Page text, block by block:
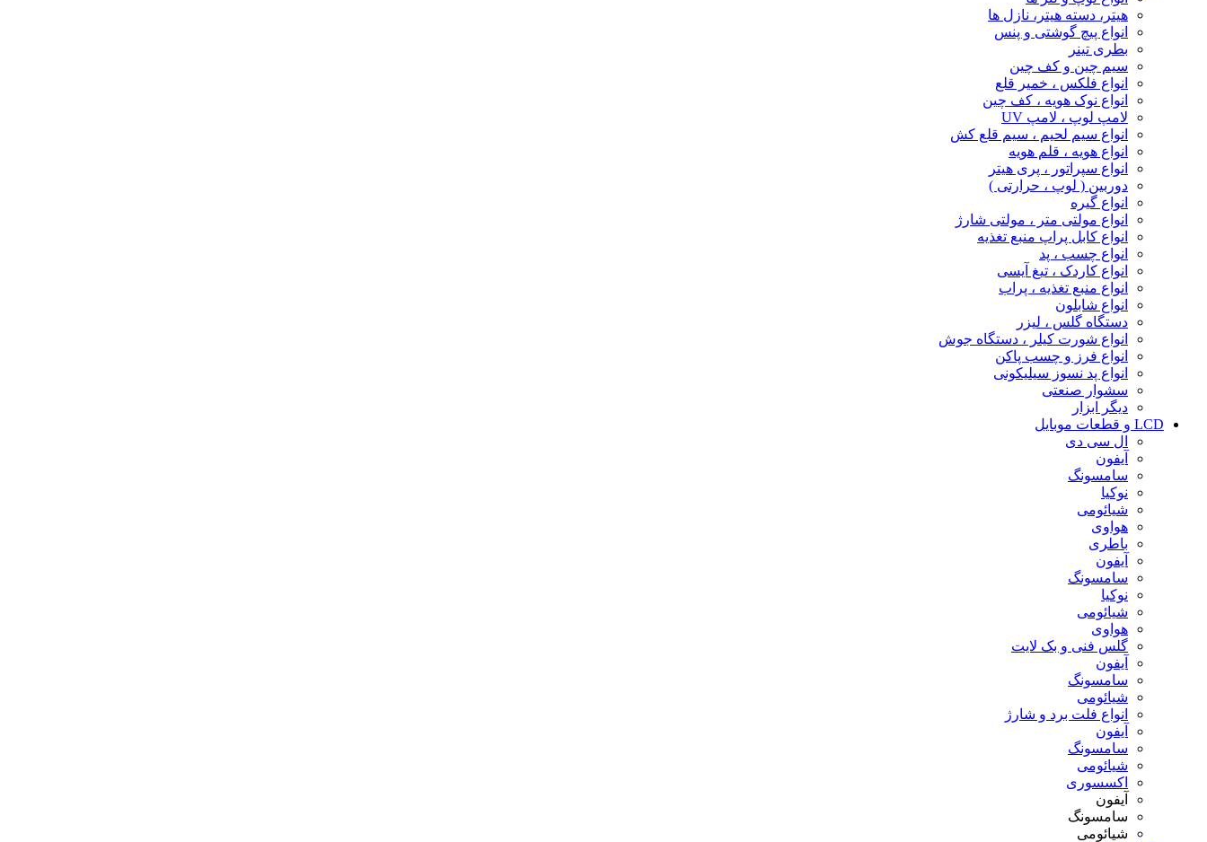
هیتر، دسته هیتر، نازل ها
انواع پیچ‌ گوشتی و پنس
بطری تینر
سیم چین و کف چین
انواع فلکس ، خمیر قلع
انواع نوک هویه ، کف چین
لامپ لوپ ، لامپ UV
انواع سیم لحیم ، سیم قلع کش
انواع هویه ، قلم هویه
انواع سپراتور ، پری هیتر
دوربین ( لوپ ، حرارتی )
انواع گیره
انواع مولتی متر ، مولتی شارژ
انواع کابل پراپ منبع تغذیه
انواع چسب ، پد
انواع کاردک ، تیغ آیسی
انواع منبع تغذیه ، پراب
انواع شابلون
دستگاه گلس ، لیزر
انواع شورت کیلر ، دستگاه جوش
انواع فرز و چسب پاکن
انواع پد نسوز سیلیکونی
سشوار صنعتی
دیگر ابزار
LCD و قطعات موبایل
ال سی دی
آیفون
سامسونگ
نوکیا
شیائومی
هواوی
باطری
آیفون
سامسونگ
نوکیا
شیائومی
هواوی
گلس فنی و بک لایت
آیفون
سامسونگ
شیائومی
انواع فلت برد و شارژ
آیفون
سامسونگ
شیائومی
اکسسوری
آیفون
سامسونگ
شیائومی